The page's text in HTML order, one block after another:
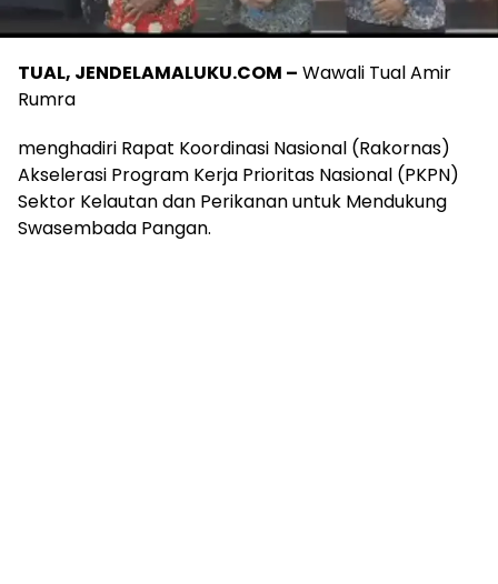
TUAL, JENDELAMALUKU.COM – Wawali Tual Amir
Rumra
menghadiri Rapat Koordinasi Nasional (Rakornas)
Akselerasi Program Kerja Prioritas Nasional (PKPN)
Sektor Kelautan dan Perikanan untuk Mendukung
Swasembada Pangan.